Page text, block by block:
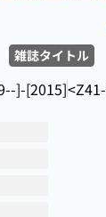
雑誌タイトル
]-[2015]